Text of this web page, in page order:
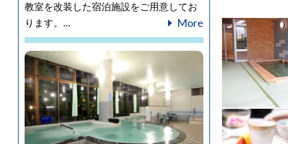
教室を改装した宿泊施設をご用意してお
ります。...
More